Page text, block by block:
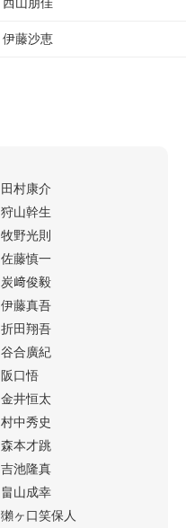
伊藤沙恵
田村康介
狩山幹生
牧野光則
佐藤慎一
炭﨑俊毅
伊藤真吾
折田翔吾
谷合廣紀
阪口悟
金井恒太
村中秀史
森本才跳
吉池隆真
畠山成幸
獺ヶ口笑保人